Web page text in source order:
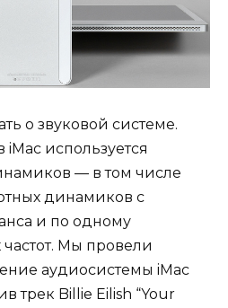
о звуковой системе.
iMac используется
— в том числе
динамиков с
и по одному
Мы провели
аудиосистемы iMac
трек Billie Eilish “Your